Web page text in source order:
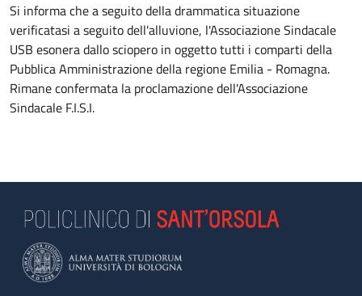
Si informa che a seguito della drammatica situazione
verificatasi a seguito dell'alluvione, l'Associazione Sindacale
USB esonera dallo sciopero in oggetto tutti i comparti della
Pubblica Amministrazione della regione Emilia - Romagna.
Rimane confermata la proclamazione dell'Associazione
Sindacale F.I.S.I.